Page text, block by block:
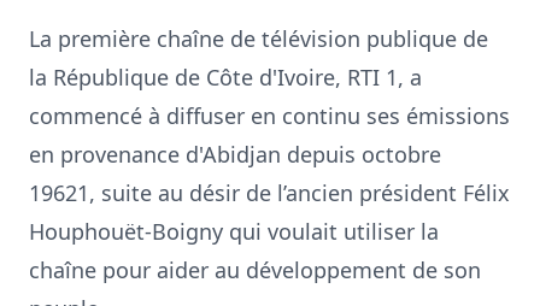
La première chaîne de télévision publique de
la République de Côte d'Ivoire, RTI 1, a
commencé à diffuser en continu ses émissions
en provenance d'Abidjan depuis octobre
19621, suite au désir de l’ancien président Félix
Houphouët-Boigny qui voulait utiliser la
chaîne pour aider au développement de son